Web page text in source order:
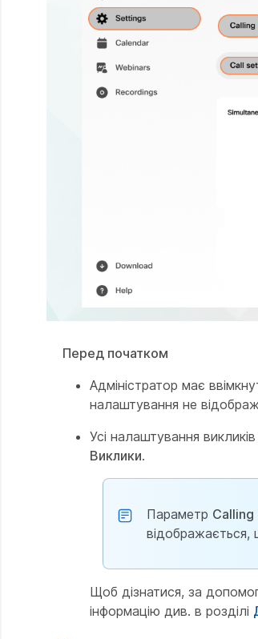
Перед початком
Адміністратор має
налаштування не
Усі налаштування
Виклики.
Параметр Calling
відображається,
Щоб дізнатися, за
інформацію див. в розділі